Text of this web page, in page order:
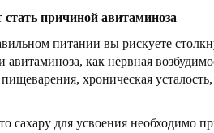
причиной авитаминоза
питании вы рискуете
авитаминоза, как нервная
пищеварения, хроническая
сахару для усвоения необходимо